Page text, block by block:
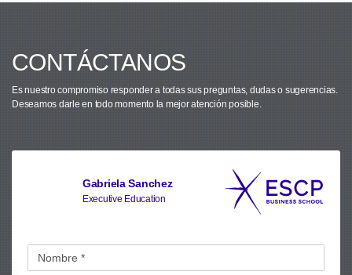
CONTÁCTANOS
Es nuestro compromiso responder a todas sus preguntas, dudas o sugerencias.
Deseamos darle en todo momento la mejor atención posible.
Gabriela Sanchez
Executive Education